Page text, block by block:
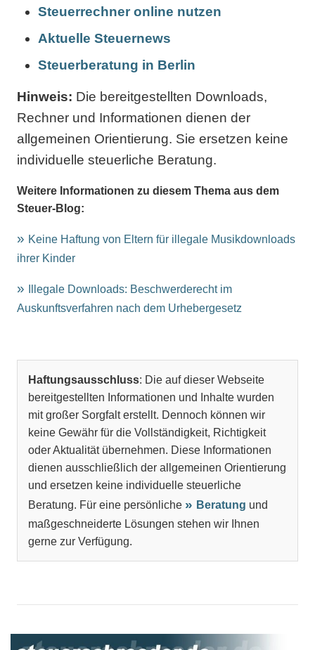
Steuerrechner online nutzen
Aktuelle Steuernews
Steuerberatung in Berlin
Hinweis: Die bereitgestellten Downloads,
Rechner und Informationen dienen der
allgemeinen Orientierung. Sie ersetzen keine
individuelle steuerliche Beratung.
Weitere Informationen zu diesem Thema aus dem
Steuer-Blog:
Keine Haftung von Eltern für illegale Musikdownloads
ihrer Kinder
Illegale Downloads: Beschwerderecht im
Auskunftsverfahren nach dem Urhebergesetz
Haftungsausschluss: Die auf dieser Webseite
bereitgestellten Informationen und Inhalte wurden
mit großer Sorgfalt erstellt. Dennoch können wir
keine Gewähr für die Vollständigkeit, Richtigkeit
oder Aktualität übernehmen. Diese Informationen
dienen ausschließlich der allgemeinen Orientierung
und ersetzen keine individuelle steuerliche
Beratung. Für eine persönliche
Beratung und
maßgeschneiderte Lösungen stehen wir Ihnen
gerne zur Verfügung.